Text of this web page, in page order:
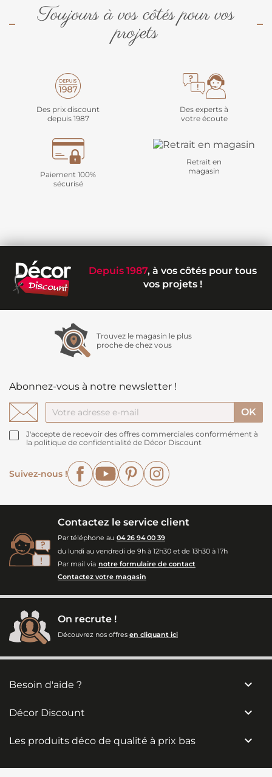
Toujours à vos côtés pour vos
projets
Des prix discount
depuis 1987
Des experts à
votre écoute
Paiement 100%
sécurisé
Retrait en
magasin
Depuis 1987, à vos côtés pour tous
vos projets !
Trouvez le magasin le plus
proche de chez vous
Abonnez-vous à notre newsletter !
J'accepte de recevoir des offres commerciales conformément à
la politique de confidentialité de Décor Discount
Suivez-nous !
FacebookYouTubePinterest
Contactez le service client
Par téléphone au 04 26 94 00 39
du lundi au vendredi de 9h à 12h30 et de 13h30 à 17h
Par mail via notre formulaire de contact
Contactez votre magasin
On recrute !
Découvrez nos offres en cliquant ici
Besoin d'aide ? 
Décor Discount 
Les produits déco de qualité à prix bas 